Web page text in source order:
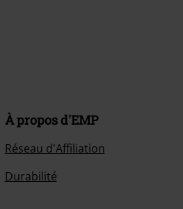
À propos d'EMP
Réseau d'Affiliation
Durabilité